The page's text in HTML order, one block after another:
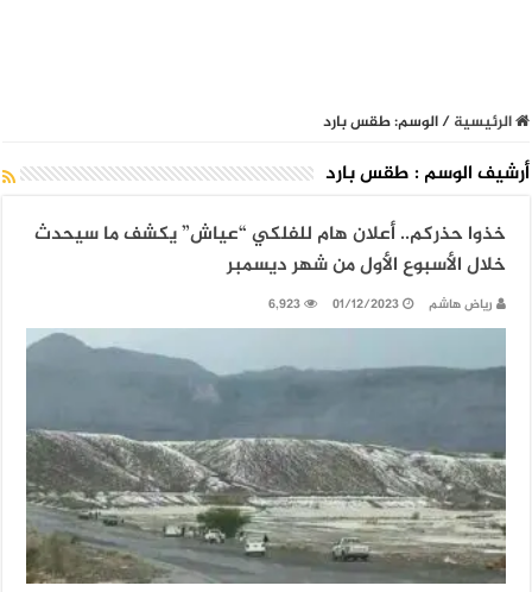
الرئيسية/الوسم:طقس بارد
أرشيف الوسم : طقس بارد
خذوا حذركم.. أعلان هام للفلكي “عياش” يكشف ما سيحدث
خلال الأسبوع الأول من شهر ديسمبر
رياض هاشم 01/12/2023
6,923